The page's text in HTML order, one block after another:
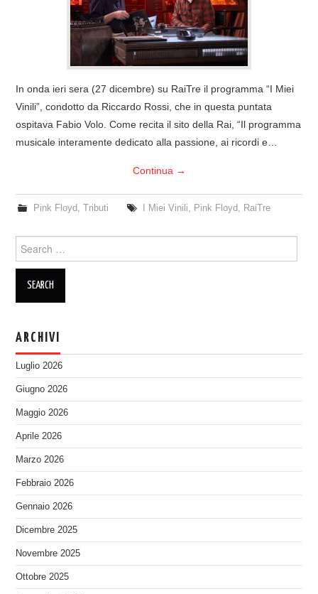
COVER & TRIBUTI
DISCOGRAFIA
LINKS
RELICS – SFALCI E RAMAGLIE
PINKFLOYDIANE
In onda ieri sera (27 dicembre) su RaiTre il programma “I Miei
Vinili”, condotto da Riccardo Rossi, che in questa puntata
ospitava Fabio Volo. Come recita il sito della Rai, “Il programma
musicale interamente dedicato alla passione, ai ricordi e…
Continua →
Pink Floyd, Tributi I Miei Vinili, Pink Floyd, RaiTre
for:
ARCHIVI
Luglio 2026
Giugno 2026
Maggio 2026
Aprile 2026
Marzo 2026
Febbraio 2026
Gennaio 2026
Dicembre 2025
Novembre 2025
Ottobre 2025